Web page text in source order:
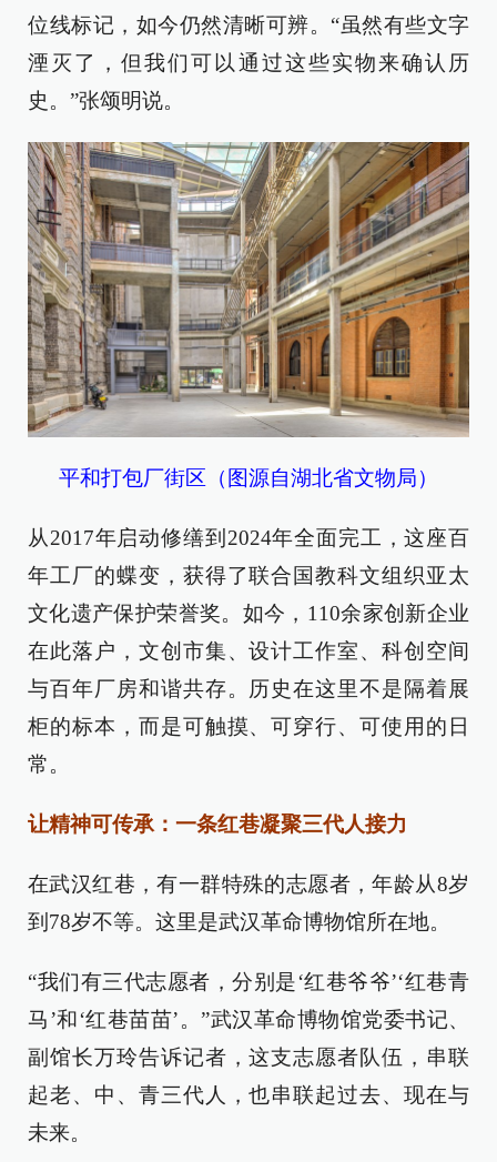
位线标记，如今仍然清晰可辨。“虽然有些文字
湮灭了，但我们可以通过这些实物来确认历
史。”张颂明说。
平和打包厂街区（图源自湖北省文物局）
从2017年启动修缮到2024年全面完工，这座百
年工厂的蝶变，获得了联合国教科文组织亚太
文化遗产保护荣誉奖。如今，110余家创新企业
在此落户，文创市集、设计工作室、科创空间
与百年厂房和谐共存。历史在这里不是隔着展
柜的标本，而是可触摸、可穿行、可使用的日
常。
让精神可传承：一条红巷凝聚三代人接力
在武汉红巷，有一群特殊的志愿者，年龄从8岁
到78岁不等。这里是武汉革命博物馆所在地。
“我们有三代志愿者，分别是‘红巷爷爷’‘红巷青
马’和‘红巷苗苗’。”武汉革命博物馆党委书记、
副馆长万玲告诉记者，这支志愿者队伍，串联
起老、中、青三代人，也串联起过去、现在与
未来。